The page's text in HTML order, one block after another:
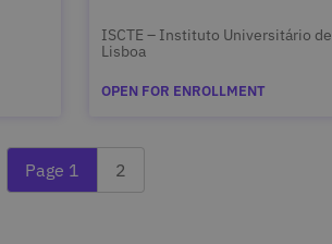
ISCTE – Instituto Universitário de
Lisboa
OPEN FOR ENROLLMENT
Currently reading page 1
Page 1 Last page 2
2